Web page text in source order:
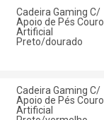
Cadeira Gaming C/
Apoio de Pés Couro
Artificial
Preto/dourado
Cadeira Gaming C/
Apoio de Pés Couro
Artificial